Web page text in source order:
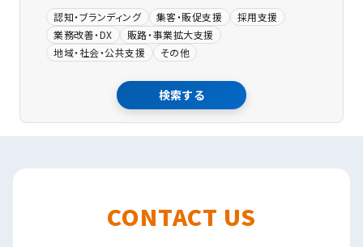
認知・ブランディング 集客・販促支援
採用支援
業務改善・DX
販路・事業拡大支援
地域・社会・公共支援
その他
検索する
CONTACT US